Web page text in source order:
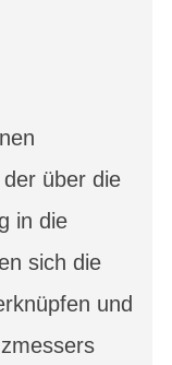
über die
in die
sich die
und